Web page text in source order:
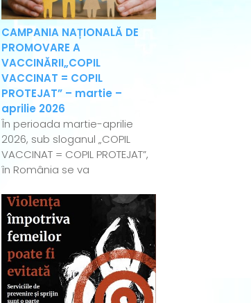
CAMPANIA NAȚIONALĂ DE
PROMOVARE A
VACCINĂRII„COPIL
VACCINAT = COPIL
PROTEJAT” – martie –
aprilie 2026
În perioada martie-aprilie
2026, sub sloganul „COPIL
VACCINAT = COPIL PROTEJAT”,
în România se va